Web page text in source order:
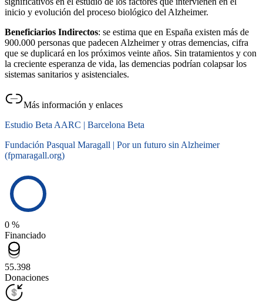
inicio y evolución del proceso biológico del Alzheimer.
Beneficiarios Indirectos: se estima que en España existen más de
900.000 personas que padecen Alzheimer y otras demencias, cifra
que se duplicará en los próximos veinte años. Sin tratamientos y con
la creciente esperanza de vida, las demencias podrían colapsar los
sistemas sanitarios y asistenciales.
Más información y enlaces
Estudio Beta AARC | Barcelona Beta
Fundación Pasqual Maragall | Por un futuro sin Alzheimer
(fpmaragall.org)
0 %
Financiado
55.398
Donaciones